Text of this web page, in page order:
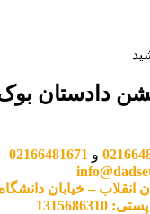
دادستان
و 02166481671
انقلاب – خیابان